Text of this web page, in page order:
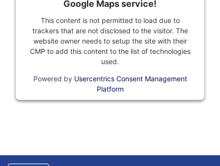
Google Maps service!
This content is not permitted to load due to
trackers that are not disclosed to the visitor. The
website owner needs to setup the site with their
CMP to add this content to the list of technologies
used.
Powered by Usercentrics Consent Management
Platform